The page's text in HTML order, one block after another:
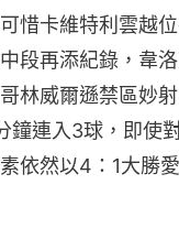
惜卡維特利雲越位
段再添紀錄，韋
林威爾遜禁區妙
鐘連入3球，即使
依然以4：1大勝